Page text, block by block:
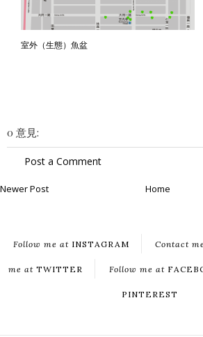
室外（生態）魚盆
0 意見:
Post a Comment
Newer Post Home
Follow me atINSTAGRAM Contact
me atTWITTER Follow me at
PINTEREST